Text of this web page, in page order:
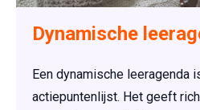
Dynamische
Een dynamische leeragenda
actiepuntenlijst. Het geeft